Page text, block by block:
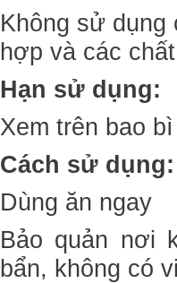
Không sử dụng
hợp và các
Hạn sử dụng:
Xem trên bao bì
Cách sử dụng:
Dùng ăn ngay
Bảo quản nơi
bẩn, không có